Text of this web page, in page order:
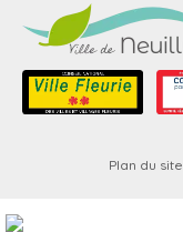
Plan du site